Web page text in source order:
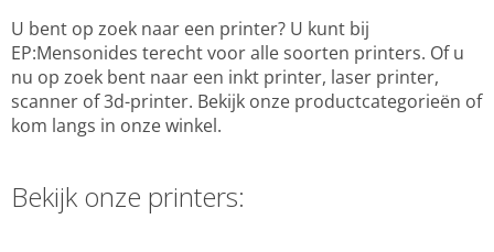
U bent op zoek naar een printer? U kunt bij
EP:Mensonides terecht voor alle soorten printers. Of u
nu op zoek bent naar een inkt printer, laser printer,
scanner of 3d-printer. Bekijk onze productcategorieën of
kom langs in onze winkel.
Bekijk onze printers: